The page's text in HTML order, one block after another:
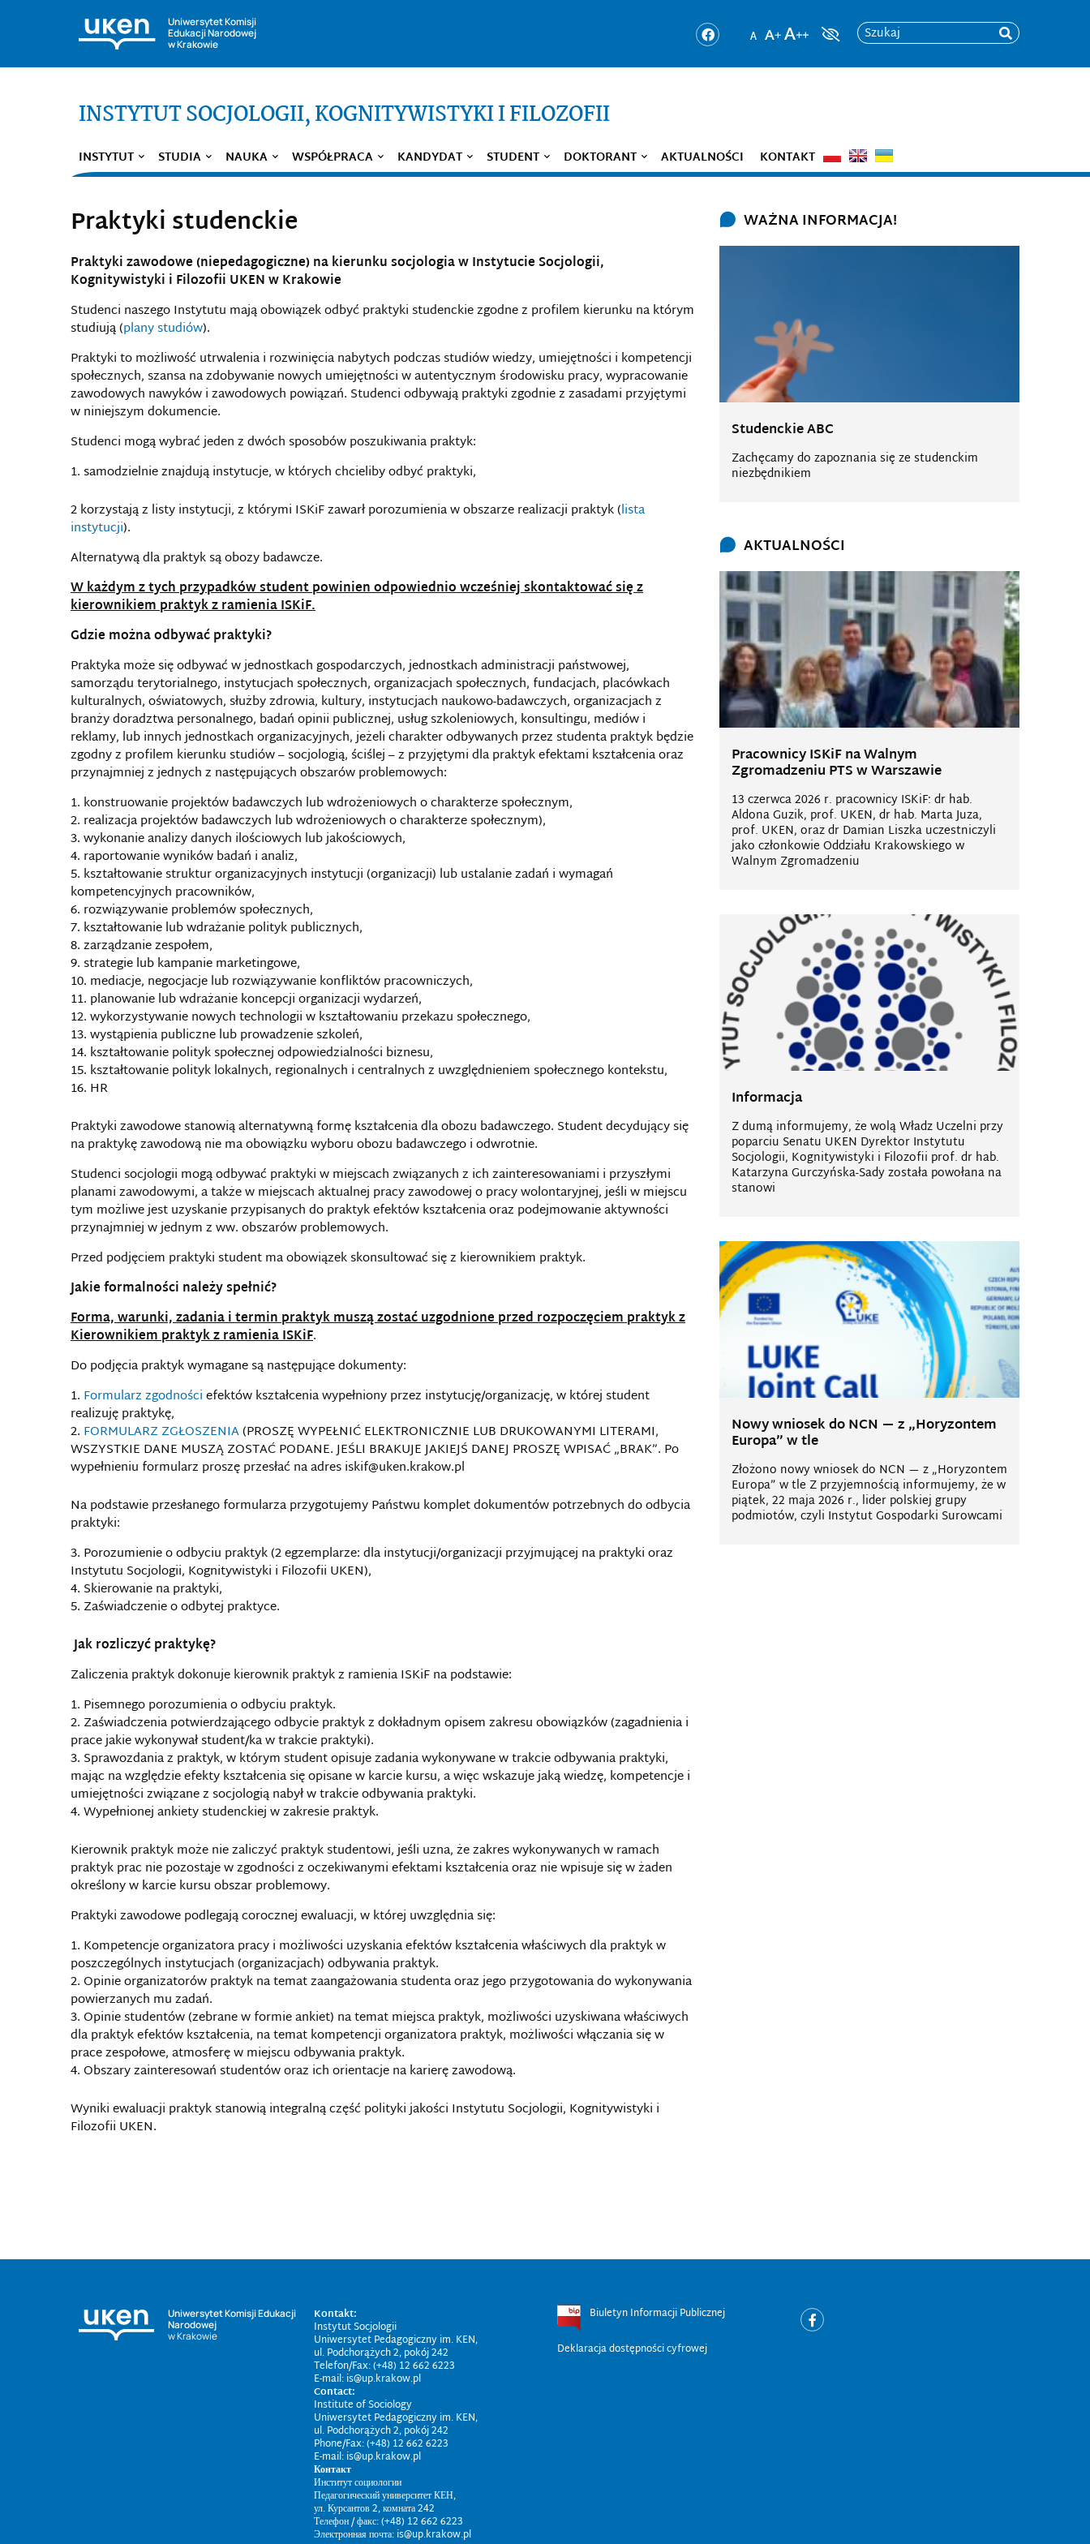
Uniwersytet Komisji
Edukacji Narodowej
w Krakowie
Szukaj
INSTYTUT SOCJOLOGII, KOGNITYWISTYKI I FILOZOFII
INSTYTUT STUDIA NAUKA WSPÓŁPRACA KANDYDAT STUDENT DOKTORANT AKTUALNOŚCI KONTAKT
Praktyki studenckie
Praktyki zawodowe (niepedagogiczne) na kierunku socjologia w Instytucie Socjologii,
Kognitywistyki i Filozofii UKEN w Krakowie
Studenci naszego Instytutu mają obowiązek odbyć praktyki studenckie zgodne z profilem kierunku na którym
studiują (plany studiów).
Praktyki to możliwość utrwalenia i rozwinięcia nabytych podczas studiów wiedzy, umiejętności i kompetencji
społecznych, szansa na zdobywanie nowych umiejętności w autentycznym środowisku pracy, wypracowanie
zawodowych nawyków i zawodowych powiązań. Studenci odbywają praktyki zgodnie z zasadami przyjętymi
w niniejszym dokumencie.
Studenci mogą wybrać jeden z dwóch sposobów poszukiwania praktyk:
samodzielnie znajdują instytucje, w których chcieliby odbyć praktyki,
2 korzystają z listy instytucji, z którymi ISKiF zawarł porozumienia w obszarze realizacji praktyk (lista
instytucji).
Alternatywą dla praktyk są obozy badawcze.
W każdym z tych przypadków student powinien odpowiednio wcześniej skontaktować się z
kierownikiem praktyk z ramienia ISKiF.
Gdzie można odbywać praktyki?
Praktyka może się odbywać w jednostkach gospodarczych, jednostkach administracji państwowej,
samorządu terytorialnego, instytucjach społecznych, organizacjach społecznych, fundacjach, placówkach
kulturalnych, oświatowych, służby zdrowia, kultury, instytucjach naukowo-badawczych, organizacjach z
branży doradztwa personalnego, badań opinii publicznej, usług szkoleniowych, konsultingu, mediów i
reklamy, lub innych jednostkach organizacyjnych, jeżeli charakter odbywanych przez studenta praktyk będzie
zgodny z profilem kierunku studiów – socjologią, ściślej – z przyjętymi dla praktyk efektami kształcenia oraz
przynajmniej z jednych z następujących obszarów problemowych:
konstruowanie projektów badawczych lub wdrożeniowych o charakterze społecznym,
realizacja projektów badawczych lub wdrożeniowych o charakterze społecznym),
wykonanie analizy danych ilościowych lub jakościowych,
raportowanie wyników badań i analiz,
kształtowanie struktur organizacyjnych instytucji (organizacji) lub ustalanie zadań i wymagań
kompetencyjnych pracowników,
rozwiązywanie problemów społecznych,
kształtowanie lub wdrażanie polityk publicznych,
zarządzanie zespołem,
strategie lub kampanie marketingowe,
mediacje, negocjacje lub rozwiązywanie konfliktów pracowniczych,
planowanie lub wdrażanie koncepcji organizacji wydarzeń,
wykorzystywanie nowych technologii w kształtowaniu przekazu społecznego,
wystąpienia publiczne lub prowadzenie szkoleń,
kształtowanie polityk społecznej odpowiedzialności biznesu,
kształtowanie polityk lokalnych, regionalnych i centralnych z uwzględnieniem społecznego kontekstu,
HR
Praktyki zawodowe stanowią alternatywną formę kształcenia dla obozu badawczego. Student decydujący się
na praktykę zawodową nie ma obowiązku wyboru obozu badawczego i odwrotnie.
Studenci socjologii mogą odbywać praktyki w miejscach związanych z ich zainteresowaniami i przyszłymi
planami zawodowymi, a także w miejscach aktualnej pracy zawodowej o pracy wolontaryjnej, jeśli w miejscu
tym możliwe jest uzyskanie przypisanych do praktyk efektów kształcenia oraz podejmowanie aktywności
przynajmniej w jednym z ww. obszarów problemowych.
Przed podjęciem praktyki student ma obowiązek skonsultować się z kierownikiem praktyk.
Jakie formalności należy spełnić?
Forma, warunki, zadania i termin praktyk muszą zostać uzgodnione przed rozpoczęciem praktyk z
Kierownikiem praktyk z ramienia ISKiF.
Do podjęcia praktyk wymagane są następujące dokumenty:
Formularz zgodnościefektów kształcenia wypełniony przez instytucję/organizację, w której student
realizuję praktykę,
FORMULARZ ZGŁOSZENIA(PROSZĘ WYPEŁNIĆ ELEKTRONICZNIE LUB DRUKOWANYMI LITERAMI,
WSZYSTKIE DANE MUSZĄ ZOSTAĆ PODANE. JEŚLI BRAKUJE JAKIEJŚ DANEJ PROSZĘ WPISAĆ „BRAK”. Po
wypełnieniu formularz proszę przesłać na adres iskif@uken.krakow.pl
Na podstawie przesłanego formularza przygotujemy Państwu komplet dokumentów potrzebnych do odbycia
praktyki:
Porozumienie o odbyciu praktyk (2 egzemplarze: dla instytucji/organizacji przyjmującej na praktyki oraz
Instytutu Socjologii, Kognitywistyki i Filozofii UKEN),
Skierowanie na praktyki,
Zaświadczenie o odbytej praktyce.
Jak rozliczyć praktykę?
Zaliczenia praktyk dokonuje kierownik praktyk z ramienia ISKiF na podstawie:
Pisemnego porozumienia o odbyciu praktyk.
Zaświadczenia potwierdzającego odbycie praktyk z dokładnym opisem zakresu obowiązków (zagadnienia i
prace jakie wykonywał student/ka w trakcie praktyki).
Sprawozdania z praktyk, w którym student opisuje zadania wykonywane w trakcie odbywania praktyki,
mając na względzie efekty kształcenia się opisane w karcie kursu, a więc wskazuje jaką wiedzę, kompetencje i
umiejętności związane z socjologią nabył w trakcie odbywania praktyki.
Wypełnionej ankiety studenckiej w zakresie praktyk.
Kierownik praktyk może nie zaliczyć praktyk studentowi, jeśli uzna, że zakres wykonywanych w ramach
praktyk prac nie pozostaje w zgodności z oczekiwanymi efektami kształcenia oraz nie wpisuje się w żaden
określony w karcie kursu obszar problemowy.
Praktyki zawodowe podlegają corocznej ewaluacji, w której uwzględnia się:
Kompetencje organizatora pracy i możliwości uzyskania efektów kształcenia właściwych dla praktyk w
poszczególnych instytucjach (organizacjach) odbywania praktyk.
Opinie organizatorów praktyk na temat zaangażowania studenta oraz jego przygotowania do wykonywania
powierzanych mu zadań.
Opinie studentów (zebrane w formie ankiet) na temat miejsca praktyk, możliwości uzyskiwana właściwych
dla praktyk efektów kształcenia, na temat kompetencji organizatora praktyk, możliwości włączania się w
prace zespołowe, atmosferę w miejscu odbywania praktyk.
Obszary zainteresowań studentów oraz ich orientacje na karierę zawodową.
Wyniki ewaluacji praktyk stanowią integralną część polityki jakości Instytutu Socjologii, Kognitywistyki i
Filozofii UKEN.
WAŻNA INFORMACJA!
Studenckie ABC
Zachęcamy do zapoznania się ze studenckim
niezbędnikiem
AKTUALNOŚCI
Pracownicy ISKiF na Walnym
Zgromadzeniu PTS w Warszawie
13 czerwca 2026 r. pracownicy ISKiF: dr hab.
Aldona Guzik, prof. UKEN, dr hab. Marta Juza,
prof. UKEN, oraz dr Damian Liszka uczestniczyli
jako członkowie Oddziału Krakowskiego w
Walnym Zgromadzeniu
Informacja
Z dumą informujemy, że wolą Władz Uczelni przy
poparciu Senatu UKEN Dyrektor Instytutu
Socjologii, Kognitywistyki i Filozofii prof. dr hab.
Katarzyna Gurczyńska-Sady została powołana na
stanowi
Nowy wniosek do NCN — z „Horyzontem
Europa” w tle
Złożono nowy wniosek do NCN — z „Horyzontem
Europa” w tle Z przyjemnością informujemy, że w
piątek, 22 maja 2026 r., lider polskiej grupy
podmiotów, czyli Instytut Gospodarki Surowcami
Uniwersytet Komisji Edukacji
Narodowej
w Krakowie
Kontakt:
Instytut Socjologii
Uniwersytet Pedagogiczny im. KEN,
ul. Podchorążych 2, pokój 242
Telefon/Fax: (+48) 12 662 6223
E-mail: is@up.krakow.pl
Contact:
Institute of Sociology
Uniwersytet Pedagogiczny im. KEN,
ul. Podchorążych 2, pokój 242
Phone/Fax: (+48) 12 662 6223
E-mail: is@up.krakow.pl
Контакт
Институт социологии
Педагогический университет КЕН,
ул. Курсантов 2, комната 242
Телефон / факс: (+48) 12 662 6223
Электронная почта: is@up.krakow.pl
Biuletyn Informacji Publicznej
Deklaracja dostępności cyfrowej